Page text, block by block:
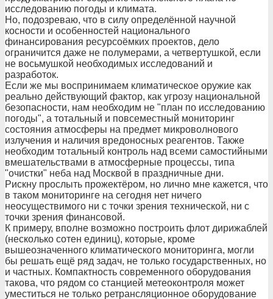
исследованию погоды и климата.
Но, подозреваю, что в силу определённой научной
косности и особенностей национального
финансирования ресурсоёмких проектов, дело
ограничится даже не полумерами, а четвертушкой, если
не восьмушкой необходимых исследований и
разработок.
Если же мы воспринимаем климатическое оружие как
реально действующий фактор, как угрозу национальной
безопасности, нам необходим не "план по исследованию
погоды", а тотальный и повсеместный мониторинг
состояния атмосферы на предмет микроволнового
излучения и наличия вредоносных реагентов. Также
необходим тотальный контроль над всеми самостийными
вмешательствами в атмосферные процессы, типа
"очистки" неба над Москвой в праздничные дни.
Рискну прослыть прожектёром, но лично мне кажется, что
в таком мониторинге на сегодня нет ничего
неосуществимого ни с точки зрения технической, ни с
точки зрения финансовой.
К примеру, вполне возможно построить флот дирижаблей
(несколько сотен единиц), которые, кроме
вышеозначенного климатического мониторинга, могли
бы решать ещё ряд задач, не только государственных, но
и частных. Компактность современного оборудования
такова, что рядом со станцией метеоконтроля может
уместиться не только ретрансляционное оборудование